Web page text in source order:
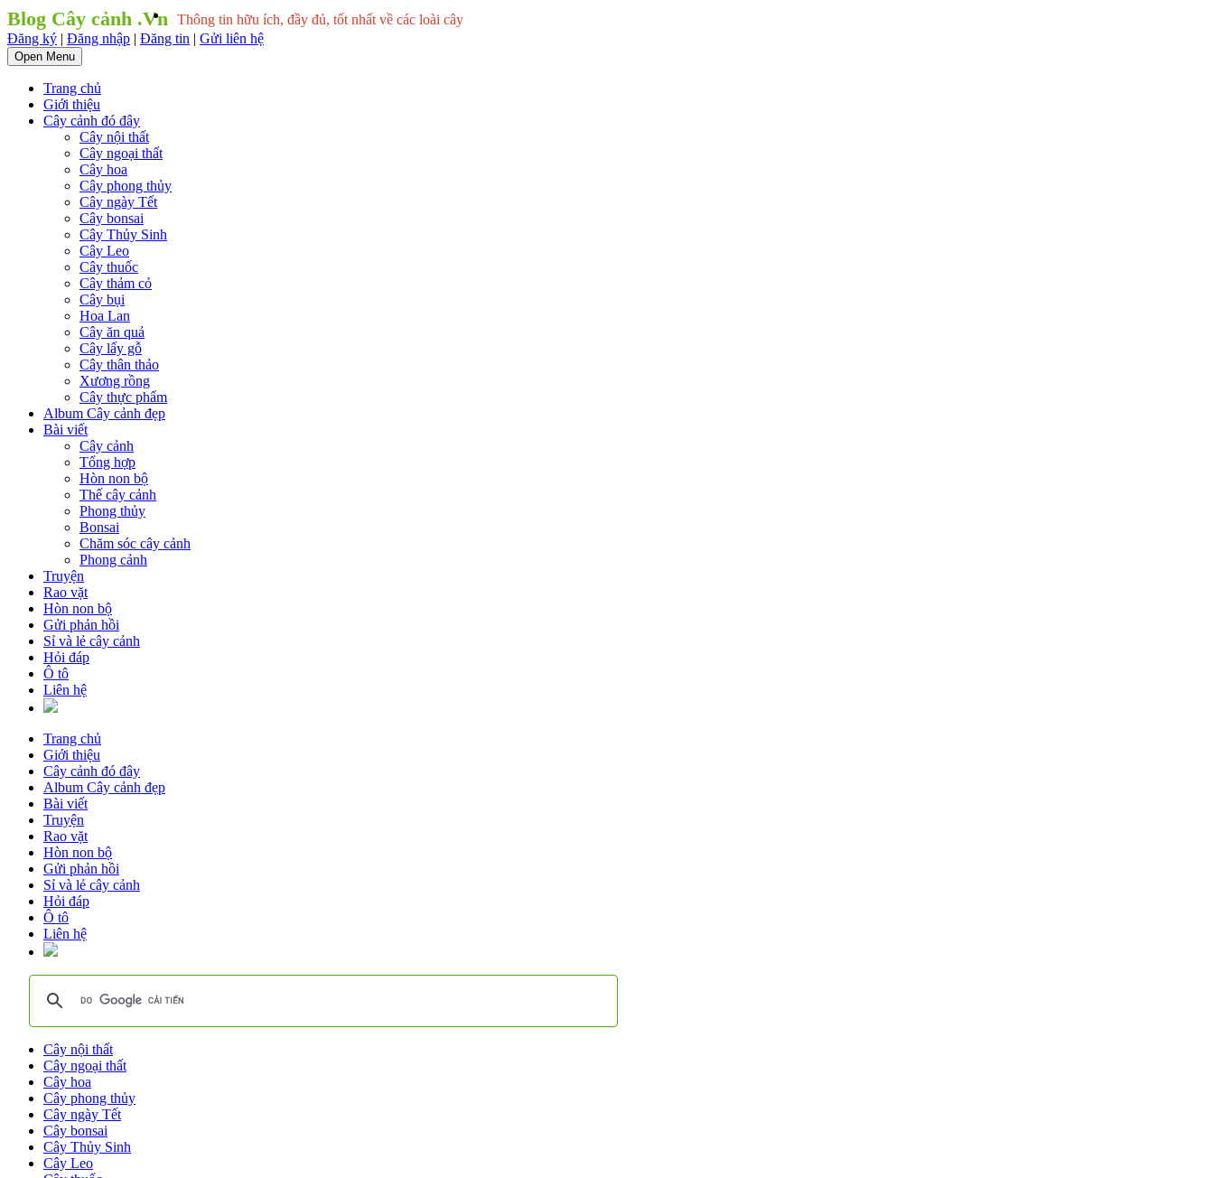
Blog Cây cảnh .Vn Thông tin hữu ích, đầy đủ, tốt nhất về các loài cây
Đăng ký | Đăng nhập | Đăng tin | Gửi liên hệ
Open Menu
Trang chủ
Giới thiệu
Cây cảnh đó đây
Cây nội thất
Cây ngoại thất
Cây hoa
Cây phong thủy
Cây ngày Tết
Cây bonsai
Cây Thủy Sinh
Cây Leo
Cây thuốc
Cây thảm cỏ
Cây bụi
Hoa Lan
Cây ăn quả
Cây lấy gỗ
Cây thân thảo
Xương rồng
Cây thực phẩm
Album Cây cảnh đẹp
Bài viết
Cây cảnh
Tổng hợp
Hòn non bộ
Thế cây cảnh
Phong thủy
Bonsai
Chăm sóc cây cảnh
Phong cảnh
Truyện
Rao vặt
Hòn non bộ
Gửi phản hồi
Sỉ và lẻ cây cảnh
Hỏi đáp
Ô tô
Liên hệ
Trang chủ
Giới thiệu
Cây cảnh đó đây
Album Cây cảnh đẹp
Bài viết
Truyện
Rao vặt
Hòn non bộ
Gửi phản hồi
Sỉ và lẻ cây cảnh
Hỏi đáp
Ô tô
Liên hệ
Cây nội thất
Cây ngoại thất
Cây hoa
Cây phong thủy
Cây ngày Tết
Cây bonsai
Cây Thủy Sinh
Cây Leo